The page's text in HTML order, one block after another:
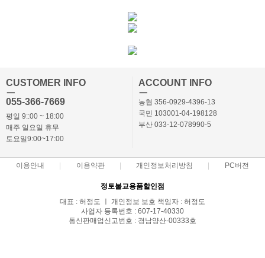
CUSTOMER INFO
ㅡ
055-366-7669
평일 9::00 ~ 18:00
매주 일요일 휴무
토요일9:00~17:00
ACCOUNT INFO
ㅡ
농협 356-0929-4396-13
국민 103001-04-198128
부산 033-12-078990-5
이용안내 이용약관 개인정보처리방침 PC버전
정토불교용품할인점
대표 : 허정도 ㅣ 개인정보 보호 책임자 : 허정도
사업자 등록번호 : 607-17-40330
통신판매업신고번호 : 경남양산-00333호